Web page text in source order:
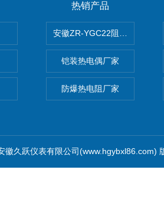
热销产品
安徽ZR-YGC22阻燃硅橡胶电
铠装热电偶厂家
防爆热电阻厂家
徽久跃仪表有限公司(www.hgybxl86.com)